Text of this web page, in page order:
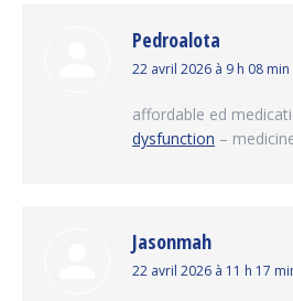
Pedroalota
dit
22 avril 2026 à 9 h 08 min
affordable ed
dysfunction –
Jasonmah
dit
22 avril 2026 à 11 h 17